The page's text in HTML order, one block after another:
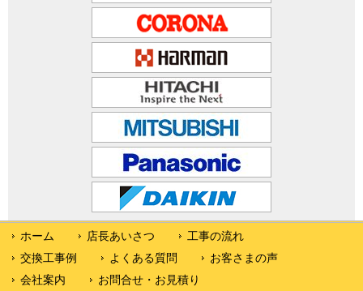
ホーム 店長あいさつ
工事の流れ
交換工事例
よくある質問
お客さまの声
会社案内
お問合せ・お見積り